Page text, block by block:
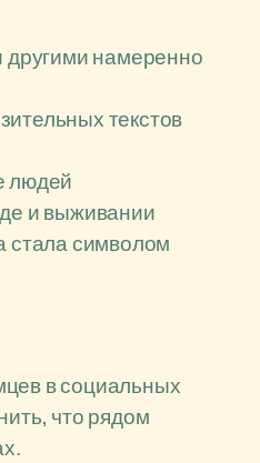
другими намеренно
текстов
людей
и выживании
стала символом
в социальных
что рядом